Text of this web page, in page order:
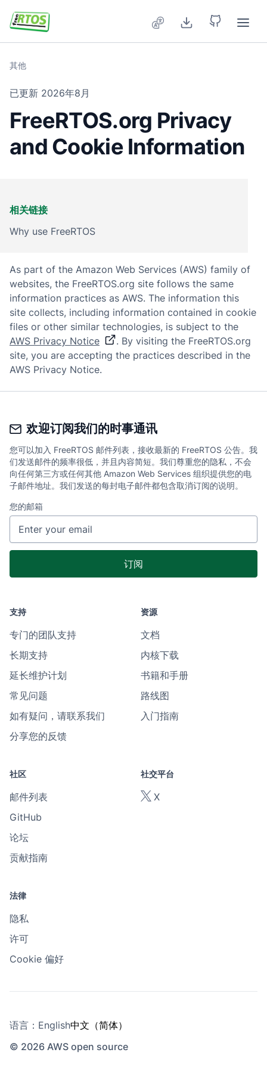
其他
已更新 2026年8月
FreeRTOS.org Privacy
and Cookie Information
相关链接
Why use FreeRTOS
As part of the Amazon Web Services (AWS) family of
websites, the FreeRTOS.org site follows the same
information practices as AWS. The information this
site collects, including information contained in cookie
files or other similar technologies, is subject to the
AWS Privacy Notice
. By visiting the FreeRTOS.org
site, you are accepting the practices described in the
AWS Privacy Notice.
欢迎订阅我们的时事通讯
您可以加入 FreeRTOS 邮件列表，接收最新的 FreeRTOS 公告。我
们发送邮件的频率很低，并且内容简短。我们尊重您的隐私，不会
向任何第三方或任何其他 Amazon Web Services 组织提供您的电
子邮件地址。我们发送的每封电子邮件都包含取消订阅的说明。
您的邮箱
支持
专门的团队支持
长期支持
延长维护计划
常见问题
如有疑问，请联系我们
分享您的反馈
资源
文档
内核下载
书籍和手册
路线图
入门指南
社区
邮件列表
GitHub
论坛
贡献指南
社交平台
X
法律
隐私
许可
Cookie 偏好
语言： English中文（简体）
© 2026 AWS open source